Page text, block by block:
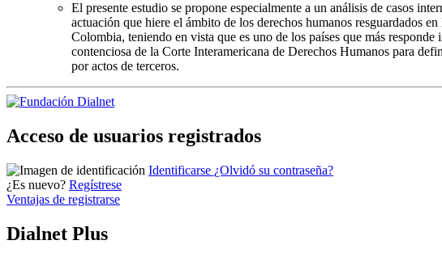
El presente estudio se propone especialmente a un análisis de casos
actuación que hiere el ámbito de los derechos humanos resguardados
Colombia, teniendo en vista que es uno de los países que más
contenciosa de la Corte Interamericana de Derechos Humanos para
por actos de terceros.
Acceso de usuarios registrados
Identificarse ¿Olvidó su contraseña?
¿Es nuevo? Regístrese
Ventajas de registrarse
Dialnet Plus